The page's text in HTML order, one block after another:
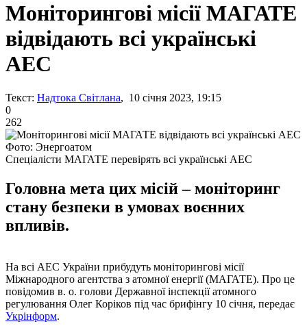
Моніторингові місії МАГАТЕ
відвідають всі українські
АЕС
Текст: Надтока Світлана, 10 січня 2023, 19:15
0
262
Фото: Энергоатом
Спеціалісти МАГАТЕ перевірять всі українські АЕС
Головна мета цих місій – моніторинг
стану безпеки в умовах воєнних
впливів.
На всі АЕС України прибудуть моніторингові місії
Міжнародного агентства з атомної енергії (МАГАТЕ). Про це
повідомив в. о. голови Державної інспекції атомного
регулювання Олег Коріков під час брифінгу 10 січня, передає
Укрінформ.